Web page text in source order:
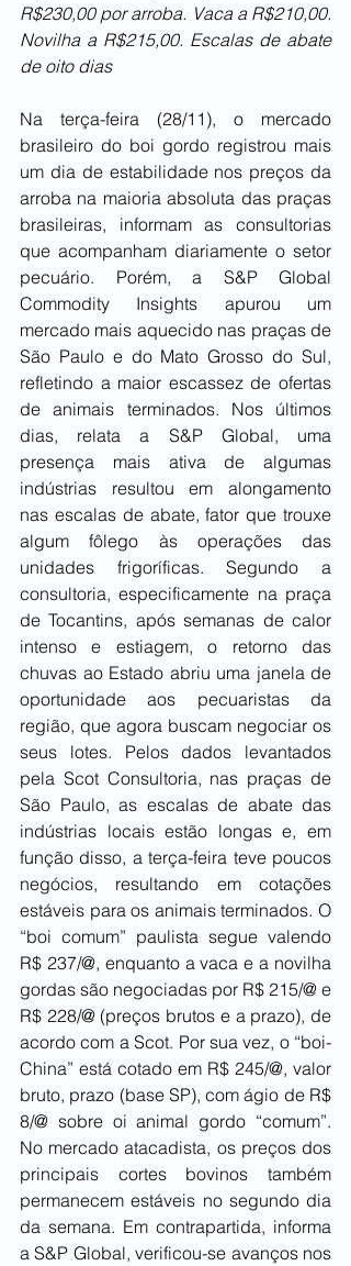
R$230,00 por arroba. Vaca a R$210,00.
Novilha a R$215,00. Escalas de abate
de oito dias
Na terça-feira (28/11), o mercado
brasileiro do boi gordo registrou mais
um dia de estabilidade nos preços da
arroba na maioria absoluta das praças
brasileiras, informam as consultorias
que acompanham diariamente o setor
pecuário. Porém, a S&P Global
Commodity Insights apurou um
mercado mais aquecido nas praças de
São Paulo e do Mato Grosso do Sul,
refletindo a maior escassez de ofertas
de animais terminados. Nos últimos
dias, relata a S&P Global, uma
presença mais ativa de algumas
indústrias resultou em alongamento
nas escalas de abate, fator que trouxe
algum fôlego às operações das
unidades frigoríficas. Segundo a
consultoria, especificamente na praça
de Tocantins, após semanas de calor
intenso e estiagem, o retorno das
chuvas ao Estado abriu uma janela de
oportunidade aos pecuaristas da
região, que agora buscam negociar os
seus lotes. Pelos dados levantados
pela Scot Consultoria, nas praças de
São Paulo, as escalas de abate das
indústrias locais estão longas e, em
função disso, a terça-feira teve poucos
negócios, resultando em cotações
estáveis para os animais terminados. O
“boi comum” paulista segue valendo
R$ 237/@, enquanto a vaca e a novilha
gordas são negociadas por R$ 215/@ e
R$ 228/@ (preços brutos e a prazo), de
acordo com a Scot. Por sua vez, o “boi-
China” está cotado em R$ 245/@, valor
bruto, prazo (base SP), com ágio de R$
8/@ sobre oi animal gordo “comum”.
No mercado atacadista, os preços dos
principais cortes bovinos também
permanecem estáveis no segundo dia
da semana. Em contrapartida, informa
a S&P Global, verificou-se avanços nos